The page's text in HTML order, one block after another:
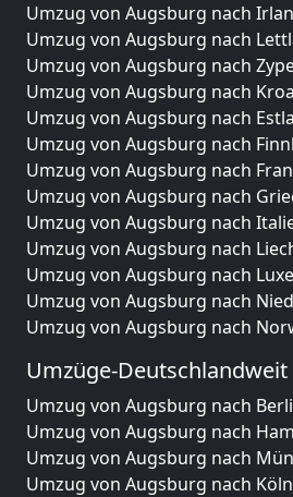
Umzug von Augsburg nach
Umzug von Augsburg nach
Umzug von Augsburg nach
Umzug von Augsburg nach
Umzug von Augsburg nach
Umzug von Augsburg nach
Umzug von Augsburg nach
Umzug von Augsburg nach
Umzug von Augsburg nach
Umzug von Augsburg nach
Umzug von Augsburg nach
Umzug von Augsburg nach
Umzug von Augsburg nach
Umzüge-Deutschlandweit
Umzug von Augsburg nach
Umzug von Augsburg nach
Umzug von Augsburg nach
Umzug von Augsburg nach Köln